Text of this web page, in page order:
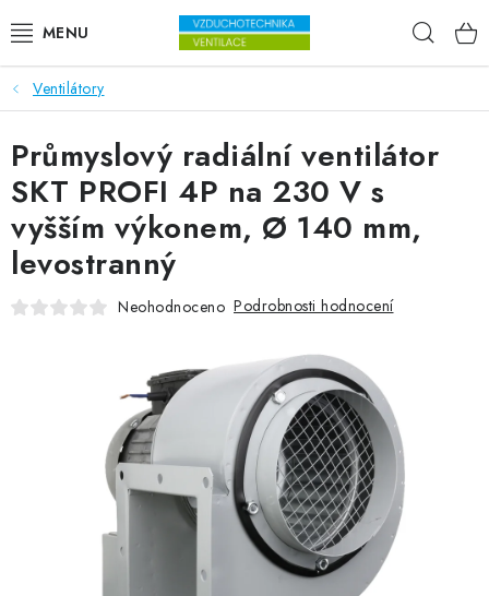
VENTILÁTORY
VZDUCHOTECHNIKA
REKUPERACE
TOPENÍ A CHLAZENÍ
ÚPRAVA VZDUCHU
ODVLHČOVAČE
ZVLHČOVAČE VZDUCHU PRŮMYSLOVÉ
NAHŘÍVACÍ POLŠTÁŘEK S LÁVOVÝM PÍSKEM
Ventilátory
Průmyslový radiální ventilátor
SKT PROFI 4P na 230 V s
vyšším výkonem, Ø 140 mm,
levostranný
Neohodnoceno Podrobnosti hodnocení